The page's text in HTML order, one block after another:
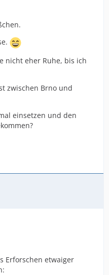
nicht eher Ruhe, bis ich
zwischen Brno und
einsetzen und den
Erforschen etwaiger